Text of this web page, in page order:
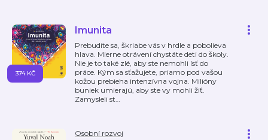
Imunita
Prebudíte sa, škriabe vás v hrdle a pobolieva
hlava. Mierne otrávení chystáte deti do školy.
Nie je to také zlé, aby ste nemohli ísť do
práce. Kým sa sťažujete, priamo pod vašou
kožou prebieha intenzívna vojna. Milióny
buniek umierajú, aby ste vy mohli žiť.
Zamysleli st…
374 KČ
Osobní rozvoj